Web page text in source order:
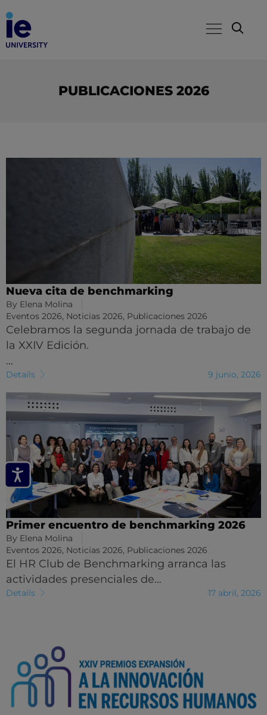
PUBLICACIONES 2026
Nueva cita de benchmarking
By Elena Molina
Eventos 2026, Noticias 2026, Publicaciones 2026
Celebramos la segunda jornada de trabajo de
la XXIV Edición.
…
Details 9 junio, 2026
Primer encuentro de benchmarking 2026
By Elena Molina
Eventos 2026, Noticias 2026, Publicaciones 2026
El HR Club de Benchmarking arranca las
actividades presenciales de…
Details 17 abril, 2026